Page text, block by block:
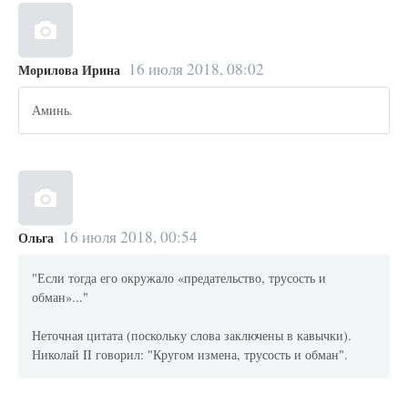
Морилова Ирина 16 июля 2018, 08:02
Аминь.
Ольга 16 июля 2018, 00:54
"Если тогда его окружало «предательство, трусость и
обман»..."
Неточная цитата (поскольку слова заключены в кавычки).
Николай II говорил: "Кругом измена, трусость и обман".